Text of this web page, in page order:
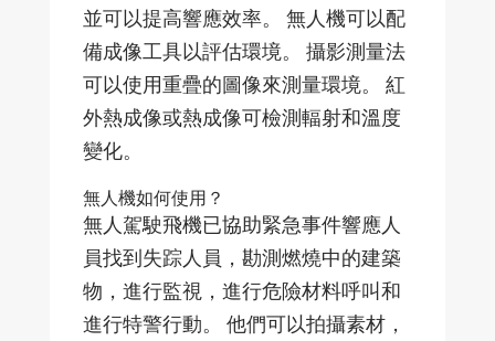
並可以提高響應效率。 無人機可以配
備成像工具以評估環境。 攝影測量法
可以使用重疊的圖像來測量環境。 紅
外熱成像或熱成像可檢測輻射和溫度
變化。
無人機如何使用？
無人駕駛飛機已協助緊急事件響應人
員找到失踪人員，勘測燃燒中的建築
物，進行監視，進行危險材料呼叫和
進行特警行動。 他們可以拍攝素材，